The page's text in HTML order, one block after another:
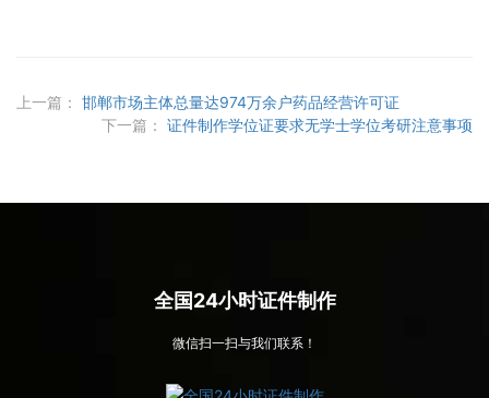
上一篇： 邯郸市场主体总量达974万余户药品经营许可证
下一篇： 证件制作学位证要求无学士学位考研注意事项
全国24小时证件制作
微信扫一扫与我们联系！